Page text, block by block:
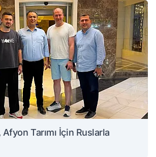
Tarımı İçin Ruslarla